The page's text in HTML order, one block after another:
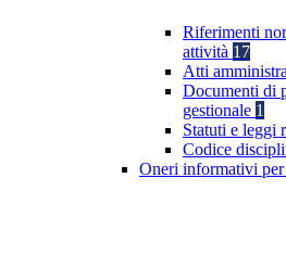
Riferimenti
attività 17
Atti
Documenti di
gestionale 1
Statuti e leggi
Codice
Oneri informativi